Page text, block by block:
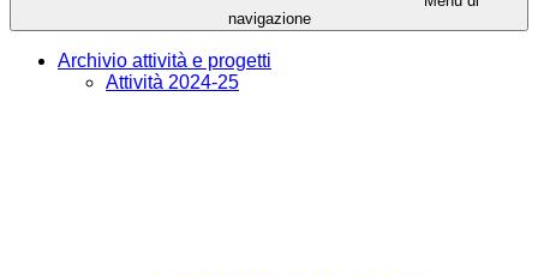
navigazione
Archivio attività e progetti
Attività 2024-25